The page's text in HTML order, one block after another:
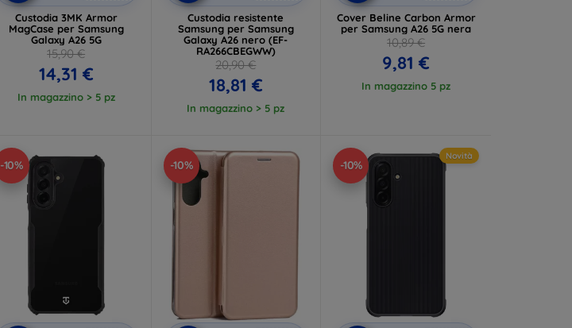
Custodia 3MK Armor
MagCase per Samsung
Galaxy A26 5G
15,90 €
14,31 €
In magazzino > 5 pz
Custodia resistente
Samsung per Samsung
Galaxy A26 nero (EF-
RA266CBEGWW)
20,90 €
18,81 €
In magazzino > 5 pz
Cover Beline Carbon Armor
per Samsung A26 5G nera
10,89 €
9,81 €
In magazzino 5 pz
-10% -10% -10%
Novità